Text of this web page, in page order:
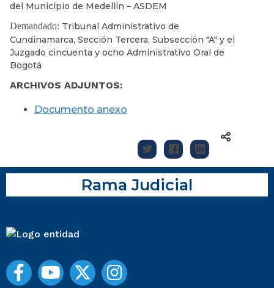
del Municipio de Medellín – ASDEM
Demandado: Tribunal Administrativo de
Cundinamarca, Sección Tercera, Subsección "A" y el
Juzgado cincuenta y ocho Administrativo Oral de
Bogotá
ARCHIVOS ADJUNTOS:
Documento anexo
Rama Judicial